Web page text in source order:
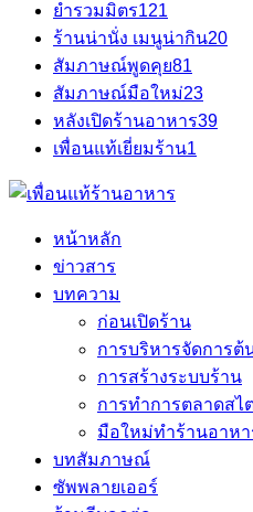
ยำรวมมิตร121
ร้านน่านั่ง เมนูน่ากิน20
สัมภาษณ์พูดคุย81
สัมภาษณ์มือใหม่23
หลังเปิดร้านอาหาร39
เพื่อนแท้เยี่ยมร้าน1
หน้าหลัก
ข่าวสาร
บทความ
ก่อนเปิดร้าน
การบริหารจัดการต้
การสร้างระบบร้าน
การทำการตลาดสไ
มือใหม่ทำร้านอาหา
บทสัมภาษณ์
ซัพพลายเออร์